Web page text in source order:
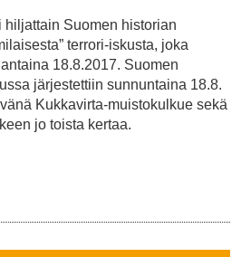
hiljattain Suomen historian
terrori-iskusta, joka
18.8.2017. Suomen
järjestettiin sunnuntaina 18.8.
Kukkavirta-muistokulkue sekä
jo toista kertaa.